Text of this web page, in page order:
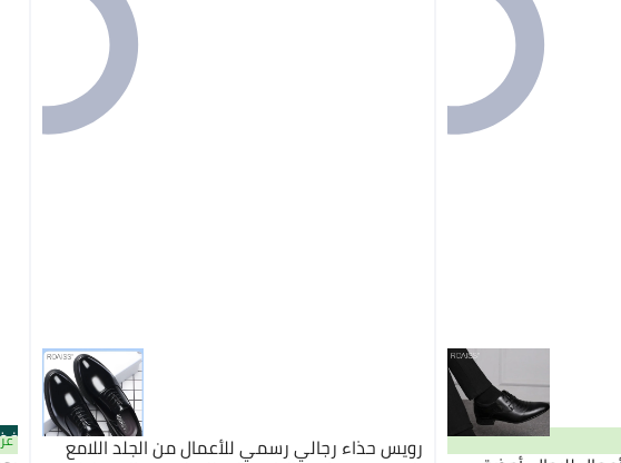
رويس حذاء رجالي رسمي للأعمال من الجلد اللامع